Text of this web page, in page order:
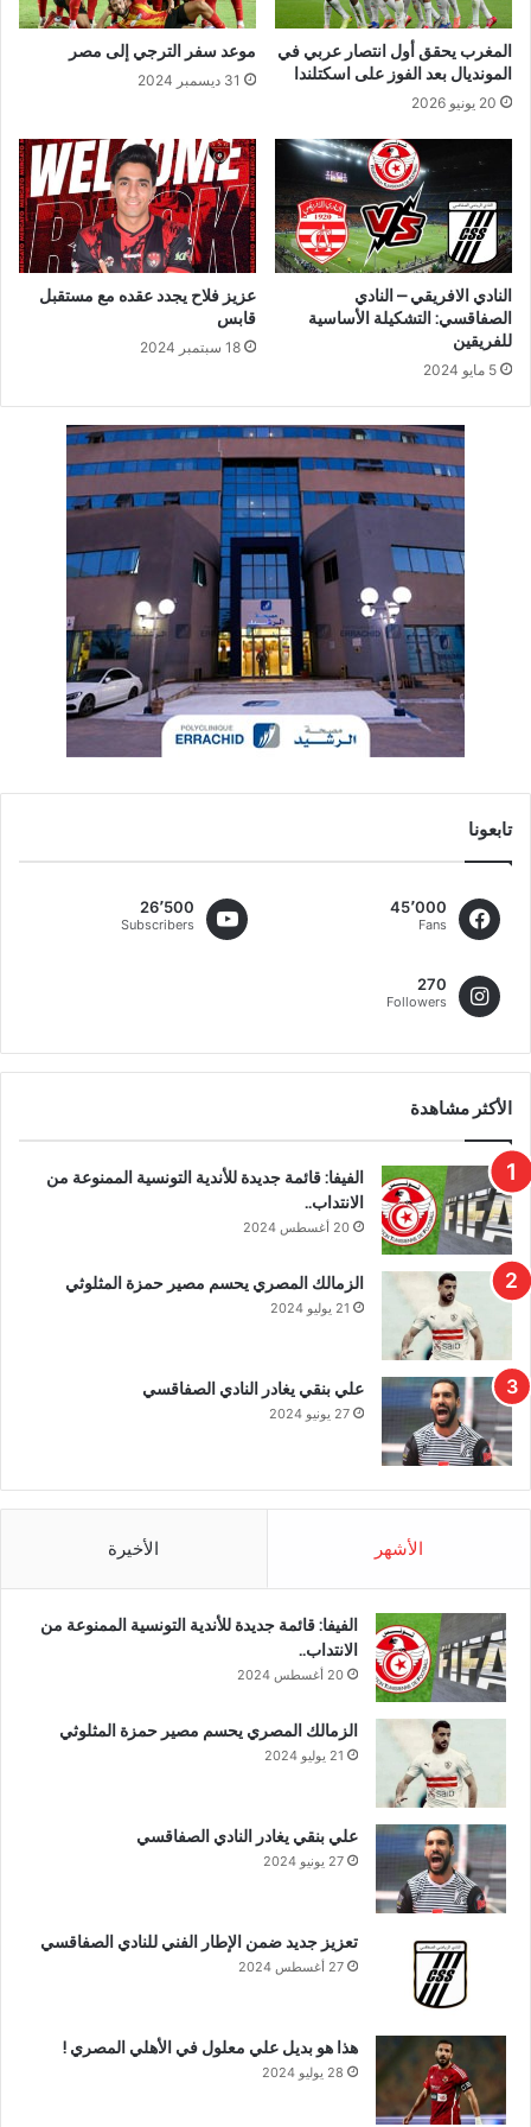
المغرب يحقق أول انتصار عربي في
المونديال بعد الفوز على اسكتلندا
20 يونيو 2026
موعد سفر الترجي إلى مصر
31 ديسمبر 2024
النادي الافريقي – النادي
الصفاقسي: التشكيلة الأساسية
للفريقين
5 مايو 2024
عزيز فلاح يجدد عقده مع مستقبل
قابس
18 سبتمبر 2024
تابعونا
45٬000
Fans
26٬500
Subscribers
270
Followers
الأكثر مشاهدة
الفيفا: قائمة جديدة للأندية التونسية الممنوعة من
الانتداب..
20 أغسطس 2024
الزمالك المصري يحسم مصير حمزة المثلوثي
21 يوليو 2024
علي بنقي يغادر النادي الصفاقسي
27 يونيو 2024
الأشهر الأخيرة
الفيفا: قائمة جديدة للأندية التونسية الممنوعة من
الانتداب..
20 أغسطس 2024
الزمالك المصري يحسم مصير حمزة المثلوثي
21 يوليو 2024
علي بنقي يغادر النادي الصفاقسي
27 يونيو 2024
تعزيز جديد ضمن الإطار الفني للنادي الصفاقسي
27 أغسطس 2024
هذا هو بديل علي معلول في الأهلي المصري !
28 يوليو 2024